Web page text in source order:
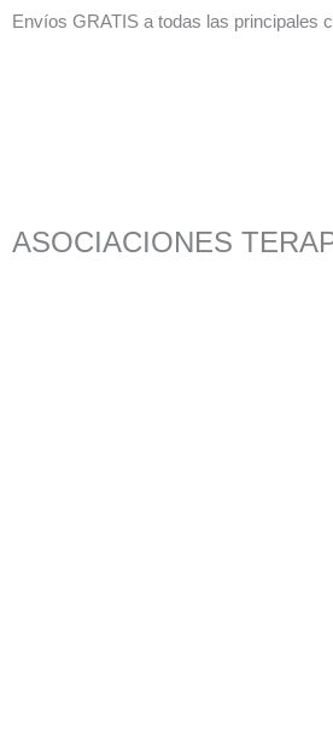
Envíos GRATIS a todas las principales
ASOCIACIONES